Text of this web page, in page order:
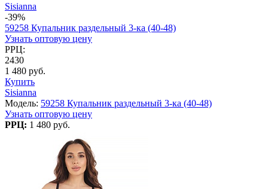
Sisianna
-39%
59258 Купальник раздельный 3-ка (40-48)
Узнать оптовую цену
РРЦ:
2430
1 480 руб.
Купить
Sisianna
Модель: 59258 Купальник раздельный 3-ка (40-48)
Узнать оптовую цену
РРЦ: 1 480 руб.